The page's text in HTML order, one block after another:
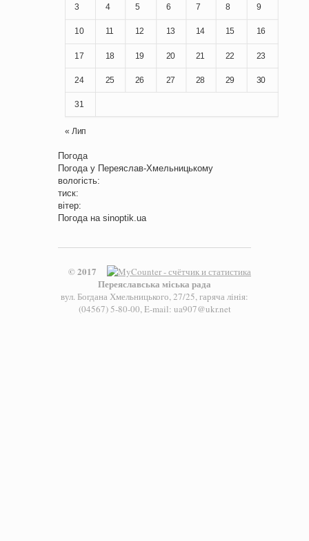
3 4 5 6 7 8 9
10 11 12 13 14 15 16
17 18 19 20 21 22 23
24 25 26 27 28 29 30
31
« Лип
Погода
Погода у Переяслав-Хмельницькому
вологість:
тиск:
вітер:
Погода на sinoptik.ua
© 2017
Переяславська міська рада
вул. Богдана Хмельницького, 27/25, гаряча лінія:
(04567) 5-80-00, E-mail: ua907@ukr.net